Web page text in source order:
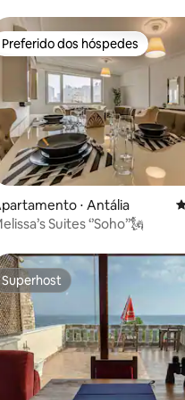
média de 5, 176
Preferido dos hóspedes
Preferido dos hóspedes
⋅ Antália
Suites ‘’Soho’’🗽
Superhost
Superhost